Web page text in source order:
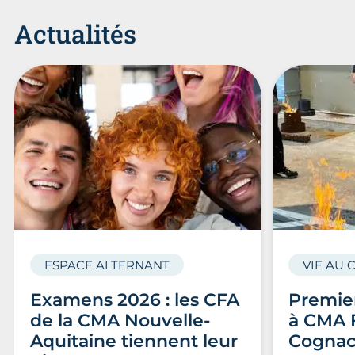
Actualités
Examens 2026 : les CFA
de la CMA Nouvelle-
Aquitaine tiennent leur
ESPACE ALTERNANT
à CMA
VIE AU